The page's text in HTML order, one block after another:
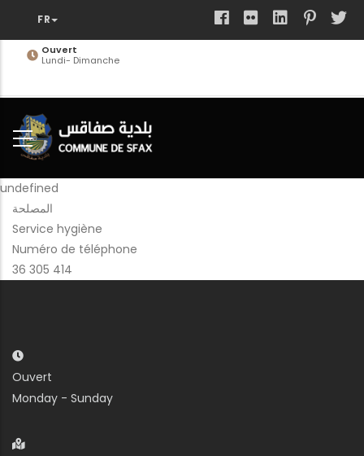
contenuOuvert
Lundi- Dimanche
undefined
المصلحة
Service hygiène
Numéro de téléphone
36 305 414
Ouvert
Monday - Sunday